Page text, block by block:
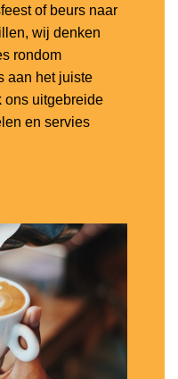
of beurs naar
wij denken
rondom
aan het juiste
ons uitgebreide
en servies